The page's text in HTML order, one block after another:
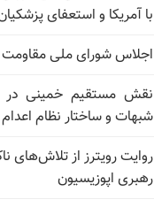
با آمریکا و استعفای
اجلاس شورای ملی
شبهات و ساختار نظام اعدام
روایت رویترز از تلاش‌های
رهبری اپوزیسیون